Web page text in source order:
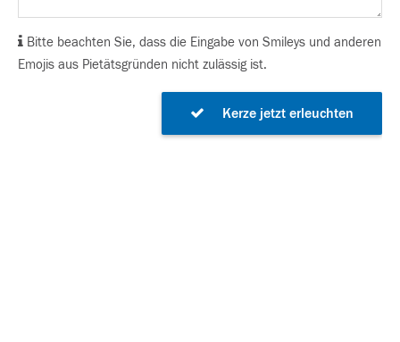
Bitte beachten Sie, dass die Eingabe von Smileys und anderen
Emojis aus Pietätsgründen nicht zulässig ist.
Kerze jetzt erleuchten